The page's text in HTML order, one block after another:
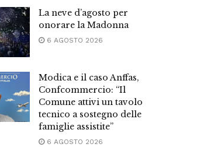
La neve d’agosto per
onorare la Madonna
6 AGOSTO 2026
Modica e il caso Anffas,
Confcommercio: “Il
Comune attivi un tavolo
tecnico a sostegno delle
famiglie assistite”
6 AGOSTO 2026